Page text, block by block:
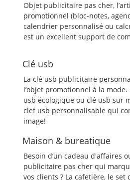
Objet publicitaire pas cher,
promotionnel (bloc-notes,
calendrier personnalisé ou
est un excellent support de
Clé usb
La clé usb publicitaire
l’objet promotionnel à la
usb écologique ou clé usb sur
clef usb personnalisable qui
image!
Maison & bureatique
Besoin d’un cadeau d'affaires
publicitaire pas cher qui
vos clients ? La cafetière, le set